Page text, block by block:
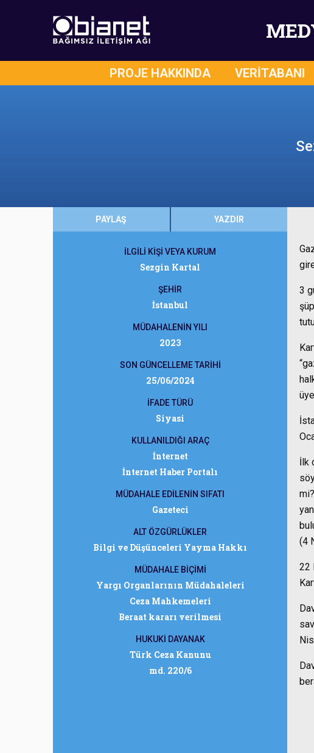
PROJE HAKKINDA VERİTABANI
PAYLAŞ YAZDIR
İLGİLİ KİŞİ VEYA KURUM
Sezgin Kartal
ŞEHİR
İstanbul
MÜDAHALENİN YILI
2023
SON GÜNCELLEME TARİHİ
25/06/2024
İFADE TÜRÜ
Siyasi
KULLANILDIĞI ARAÇ
İnternet
İnternet Haber Portalı
MÜDAHALE EDİLENİN SIFATI
Gazeteci
ALT ÖZGÜRLÜKLER
Bilgi ve Düşünceleri Yayma Hakkı
MÜDAHALE BİÇİMİ
Yargı Organlarının Müdahaleleri
Ceza Mahkemeleri
Beraat kararı verilmesi
HUKUKİ DAYANAK
Türk Ceza Kanunu
md. 220/6
3
İlk
(4
22